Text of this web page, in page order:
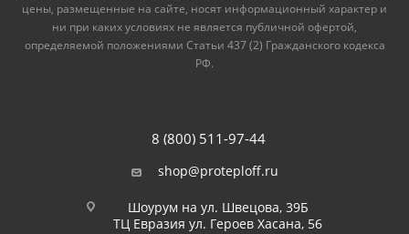
цены, размещенные на сайте, носят информационный характер и
ни при каких условиях не является публичной офертой,
определяемой положениями Статьи 437 (2) Гражданского кодекса
РФ.
8 (800) 511-97-44
shop@proteploff.ru
Шоурум на ул. Швецова, 39Б
ТЦ Евразия ул. Героев Хасана, 56